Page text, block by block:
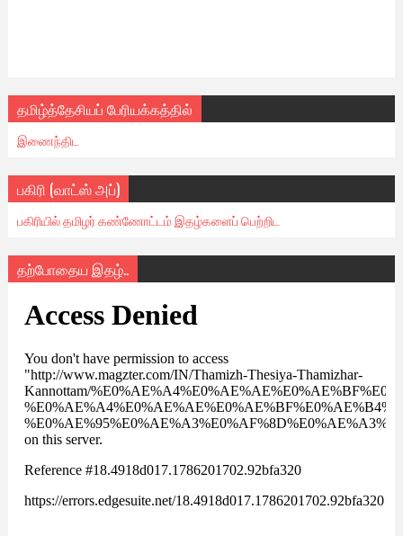
தமிழ்த்தேசியப் பேரியக்கத்தில்
இணைந்திட
பகிரி (வாட்ஸ் அப்)
பகிரியில் தமிழர் கண்ணோட்டம் இதழ்களைப் பெற்றிட
தற்போதைய இதழ்..